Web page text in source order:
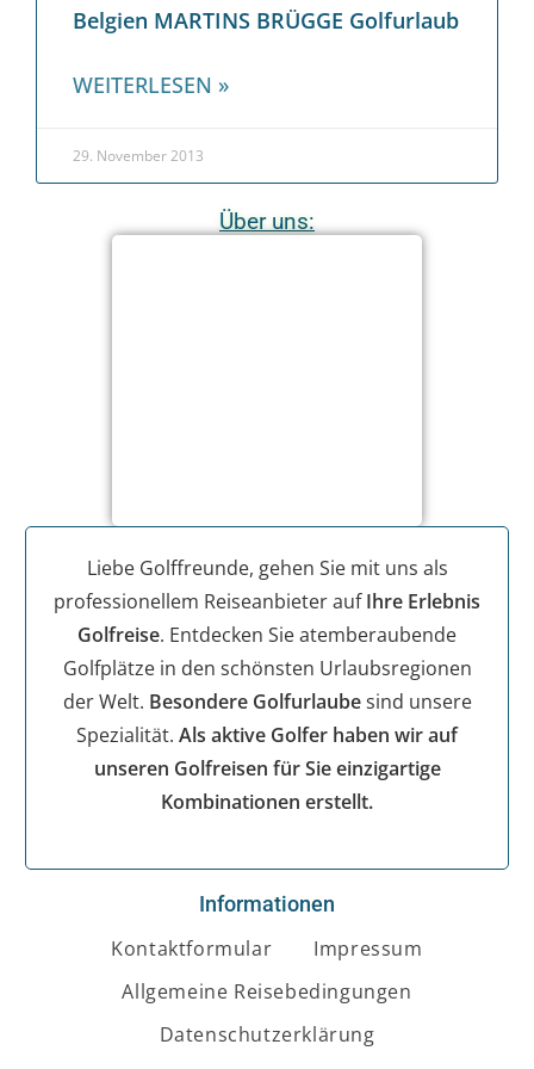
Belgien MARTINS BRÜGGE Golfurlaub
WEITERLESEN »
29. November 2013
Über uns:
Liebe Golffreunde, gehen Sie mit uns als
professionellem Reiseanbieter aufIhre Erlebnis
Golfreise. Entdecken Sie atemberaubende
Golfplätze in den schönsten Urlaubsregionen
der Welt. Besondere Golfurlaubesind unsere
Spezialität. Als aktive Golfer haben wir auf
unseren Golfreisen für Sie einzigartige
Kombinationen erstellt.
Informationen
Kontaktformular
Impressum
Allgemeine Reisebedingungen
Datenschutzerklärung